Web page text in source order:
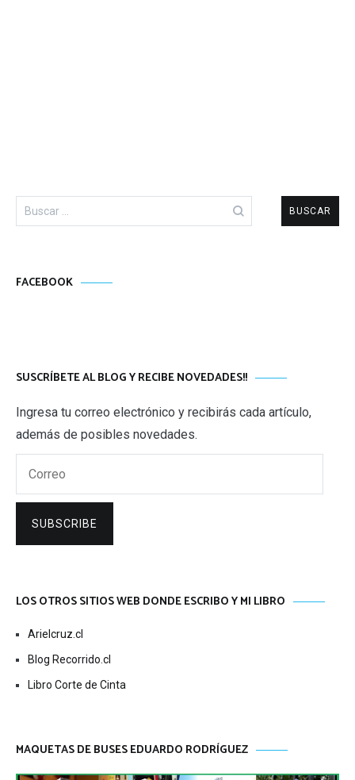
Buscar:
FACEBOOK
SUSCRÍBETE AL BLOG Y RECIBE NOVEDADES!!
Ingresa tu correo electrónico y recibirás cada artículo,
además de posibles novedades.
SUBSCRIBE
LOS OTROS SITIOS WEB DONDE ESCRIBO Y MI LIBRO
Arielcruz.cl
Blog Recorrido.cl
Libro Corte de Cinta
MAQUETAS DE BUSES EDUARDO RODRÍGUEZ